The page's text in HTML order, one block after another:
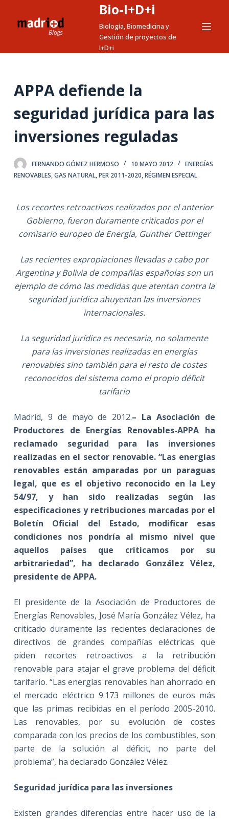
t
a
o
n
e
Bio-I+D+i
Biología, Biomedicina y
Gestión de proyectos de
I+D+i
APPA defiende la
seguridad jurídica para las
inversiones reguladas
FERNANDO GÓMEZ HERMOSO 10 MAYO 2012
ENERGÍAS
RENOVABLES,GAS NATURAL,PER 2011-2020,RÉGIMEN ESPECIAL
Los recortes retroactivos realizados por el anterior
Gobierno, fueron duramente criticados por el
comisario europeo de Energía, Gunther Oettinger
Las recientes expropiaciones llevadas a cabo por
Argentina y Bolivia de compañías españolas son un
ejemplo de cómo las medidas que atentan contra la
seguridad jurídica ahuyentan las inversiones
internacionales.
La seguridad jurídica es necesaria, no solamente
para las inversiones realizadas en energías
renovables sino también para el resto de costes
reconocidos del sistema como el propio déficit
tarifario
Madrid, 9 de mayo de 2012.– La Asociación de
Productores de Energías Renovables-APPA ha
reclamado seguridad para las inversiones
realizadas en el sector renovable. “Las energías
renovables están amparadas por un paraguas
legal, que es el objetivo reconocido en la Ley
54/97, y han sido realizadas según las
especificaciones y retribuciones marcadas por el
Boletín Oficial del Estado, modificar esas
condiciones nos pondría al mismo nivel que
aquellos países que criticamos por su
arbitrariedad”, ha declarado González Vélez,
presidente de APPA.
El presidente de la Asociación de Productores de
Energías Renovables, José María González Vélez, ha
criticado duramente las recientes declaraciones de
directivos de grandes compañías eléctricas que
piden recortes retroactivos a la retribución
renovable para atajar el grave problema del déficit
tarifario. “Las energías renovables han ahorrado en
el mercado eléctrico 9.173 millones de euros más
que las primas recibidas en el período 2005-2010.
Las renovables, por su evolución de costes
comparada con los precios de los combustibles, son
parte de la solución al déficit, no parte del
problema”, ha declarado González Vélez.
Seguridad jurídica para las inversiones
Existen grandes diferencias entre hacer uso de la